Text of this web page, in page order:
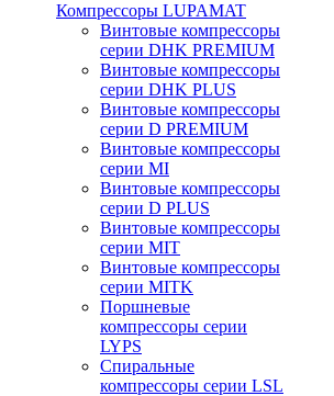
Компрессоры LUPAMAT
Винтовые компрессоры
серии DHK PREMIUM
Винтовые компрессоры
серии DHK PLUS
Винтовые компрессоры
серии D PREMIUM
Винтовые компрессоры
серии MI
Винтовые компрессоры
серии D PLUS
Винтовые компрессоры
серии MIT
Винтовые компрессоры
серии MITK
Поршневые
компрессоры серии
LYPS
Спиральные
компрессоры серии LSL